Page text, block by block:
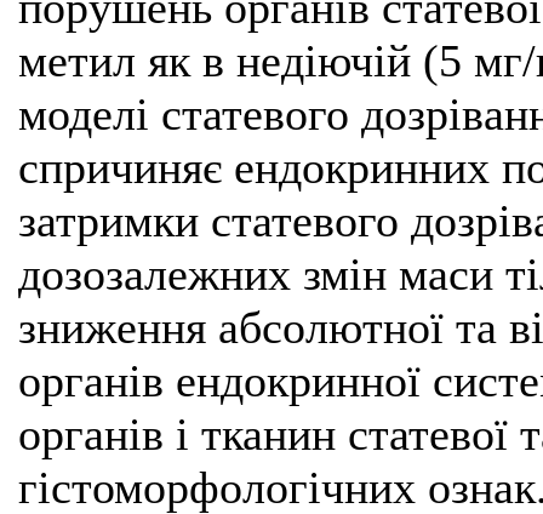
метил як в недіючій (5 мг/
моделі статевого
спричиняє ендокринних
затримки статевого
дозозалежних змін маси
зниження абсолютної та
органів ендокринної
органів і тканин
гістоморфологічних